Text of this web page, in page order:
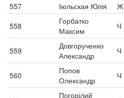
557
Іюльская Юлія Ж
558
Горбатко
Максим
Ч
559
Довгорученко
Александр
Ч
560
Попов
Олександр
Ч
Погорілий